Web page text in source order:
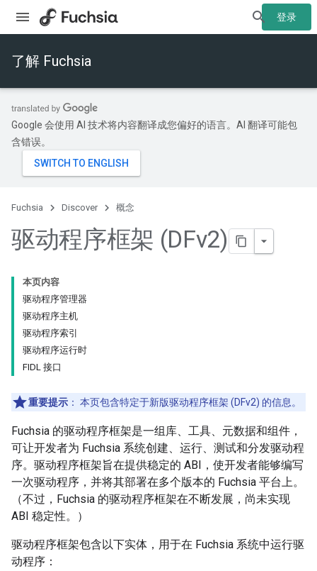
登录
了解 Fuchsia
Google 会使用 AI 技术将内容翻译成您偏好的语言。AI 翻译可能包
含错误。
Fuchsia Discover 概念
驱动程序框架 (DFv2)
本页内容
驱动程序管理器
驱动程序主机
驱动程序索引
驱动程序运行时
FIDL 接口
重要提示 ： 本页包含特定于新版驱动程序框架 (DFv2) 的信息。
Fuchsia 的驱动程序框架是一组库、工具、元数据和组件，
可让开发者为 Fuchsia 系统创建、运行、测试和分发驱动程
序。驱动程序框架旨在提供稳定的 ABI，使开发者能够编写
一次驱动程序，并将其部署在多个版本的 Fuchsia 平台上。
（不过，Fuchsia 的驱动程序框架在不断发展，尚未实现
ABI 稳定性。）
驱动程序框架包含以下实体，用于在 Fuchsia 系统中运行驱
动程序：